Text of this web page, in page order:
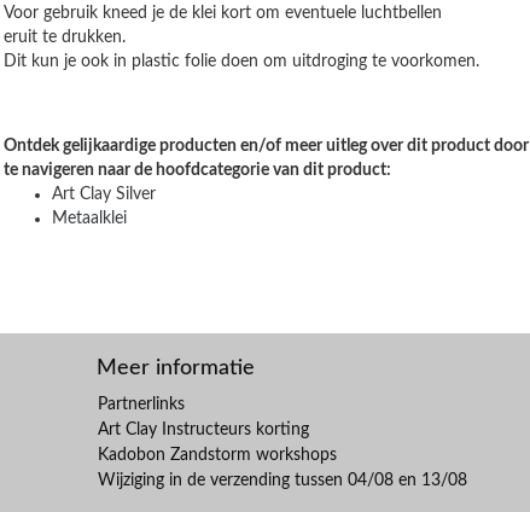
Voor gebruik kneed je de klei kort om eventuele luchtbellen
eruit te drukken.
Dit kun je ook in plastic folie doen om uitdroging te voorkomen.
Ontdek gelijkaardige producten en/of meer uitleg over dit product door
te navigeren naar de hoofdcategorie van dit product:
Art Clay Silver
Metaalklei
Meer informatie
Partnerlinks
Art Clay Instructeurs korting
Kadobon Zandstorm workshops
Wijziging in de verzending tussen 04/08 en 13/08